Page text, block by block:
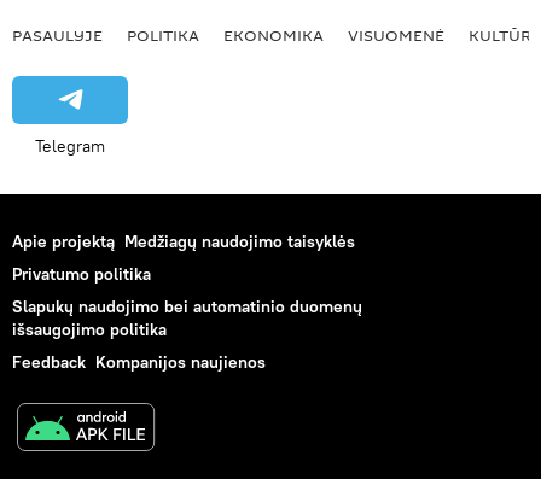
PASAULYJE POLITIKA EKONOMIKA VISUOMENĖ KULTŪRA
Telegram
Apie projektą Medžiagų naudojimo taisyklės
Privatumo politika
Slapukų naudojimo bei automatinio duomenų
išsaugojimo politika
Feedback Kompanijos naujienos